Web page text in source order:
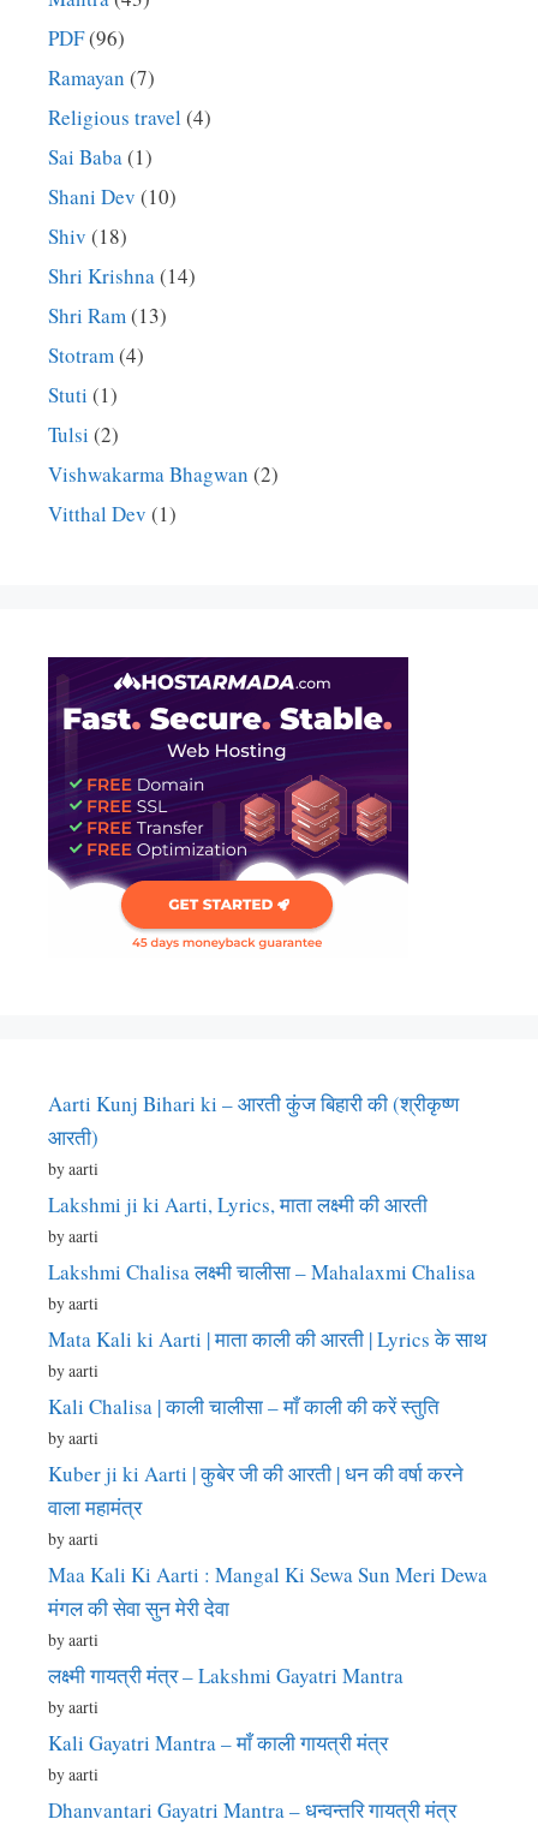
PDF(96)
Ramayan (7)
Religious travel (4)
Sai Baba(1)
Shani Dev (10)
Shiv (18)
Shri Krishna(14)
Shri Ram(13)
Stotram(4)
Stuti (1)
Tulsi (2)
Vishwakarma Bhagwan (2)
Vitthal Dev (1)
Aarti Kunj Bihari ki – आरती कुंज बिहारी की (श्रीकृष्ण
आरती)
by aarti
Lakshmi ji ki Aarti, Lyrics, माता लक्ष्मी की आरती
by aarti
Lakshmi Chalisa लक्ष्मी चालीसा – Mahalaxmi Chalisa
by aarti
Mata Kali ki Aarti | माता काली की आरती | Lyrics के साथ
by aarti
Kali Chalisa | काली चालीसा – माँ काली की करें स्तुति
by aarti
Kuber ji ki Aarti | कुबेर जी की आरती | धन की वर्षा करने
वाला महामंत्र
by aarti
Maa Kali Ki Aarti : Mangal Ki Sewa Sun Meri Dewa
मंगल की सेवा सुन मेरी देवा
by aarti
लक्ष्मी गायत्री मंत्र – Lakshmi Gayatri Mantra
by aarti
Kali Gayatri Mantra – माँ काली गायत्री मंत्र
by aarti
Dhanvantari Gayatri Mantra – धन्वन्तरि गायत्री मंत्र